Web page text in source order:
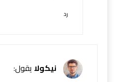
رد
نيكولا يقول: